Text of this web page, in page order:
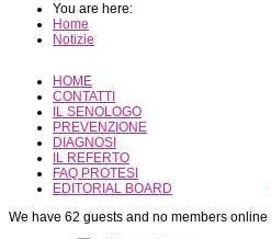
You are here:
Home
Notizie
HOME
CONTATTI
IL SENOLOGO
PREVENZIONE
DIAGNOSI
IL REFERTO
FAQ PROTESI
EDITORIAL BOARD
We have 62 guests and no members online